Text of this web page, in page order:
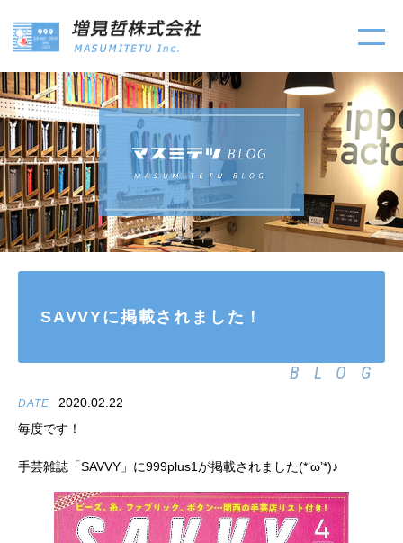
SAVVYに掲載されました！
BLOG
DATE
2020.02.22
毎度です！
手芸雑誌「SAVVY」に999plus1が掲載されました(*’ω’*)♪